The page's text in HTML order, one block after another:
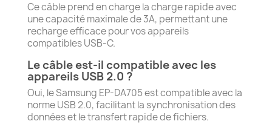
Ce câble prend en charge la charge rapide avec
une capacité maximale de 3A, permettant une
recharge efficace pour vos appareils
compatibles USB-C.
Le câble est-il compatible avec les
appareils USB 2.0 ?
Oui, le Samsung EP-DA705 est compatible avec la
norme USB 2.0, facilitant la synchronisation des
données et le transfert rapide de fichiers.